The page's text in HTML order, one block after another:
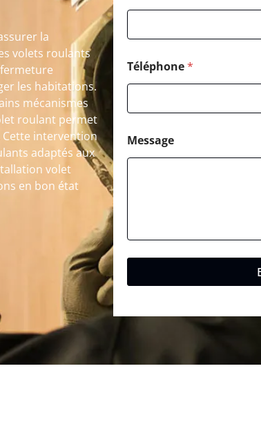
la
volets roulants
les habitations.
mécanismes
roulant permet
intervention
adaptés aux
volet
en bon état
Téléphone*
Message